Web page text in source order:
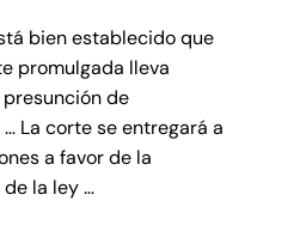
bien establecido que
promulgada lleva
de
La corte se entregará a
a favor de la
la ley …